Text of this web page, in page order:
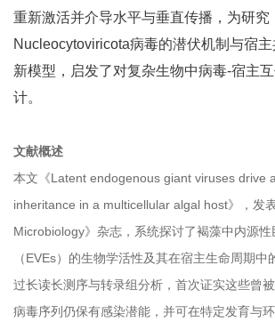
重新激活并介导水平与垂直传播，为研究
Nucleocytoviricota病毒的潜伏机制与宿
新模型，启发了对复杂生物中病毒-宿主
计。
文献概述
本文《Latent endogenous giant viruses drive
inheritance in a multicellular algal host》，发
Microbiology》杂志，系统探讨了褐藻中内源
（EVEs）的生物学活性及其在宿主生命周期中
过长读长测序与转录组分析，首次证实这些曾
病毒序列仍保有感染潜能，并可在特定发育与